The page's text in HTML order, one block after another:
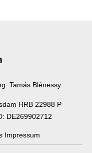
Tamás Blénessy
HRB 22988 P
DE269902712
Impressum